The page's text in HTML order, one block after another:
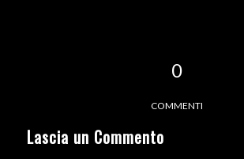
0
COMMENTI
Lascia un Commento